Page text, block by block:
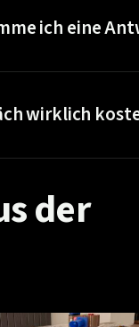
ich eine
wirklich
der